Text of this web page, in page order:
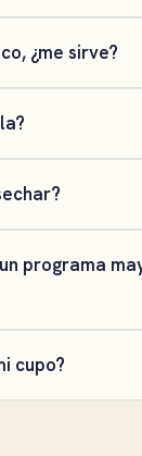
¿me sirve?
programa
cupo?